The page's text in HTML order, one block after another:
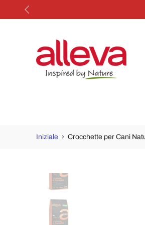
Salta
Iniziale › Crocchette per Cani
Passa
informazioni
sul